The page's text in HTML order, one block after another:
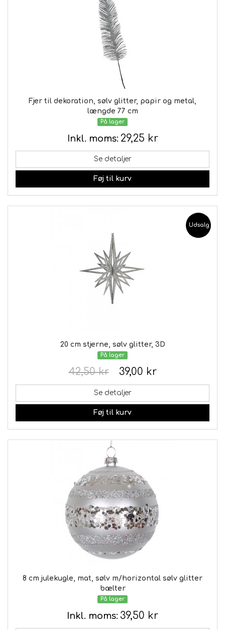
Fjer til dekoration, sølv glitter, papir og metal,
længde 77 cm
På lager
Inkl. moms: 29,25 kr
Se detaljer
Føj til kurv
Udsalg
20 cm stjerne, sølv glitter, 3D
På lager
39,00 kr
42,50 kr
Se detaljer
Føj til kurv
8 cm julekugle, mat, sølv m/horizontal sølv glitter
bælter
På lager
Inkl. moms: 39,50 kr